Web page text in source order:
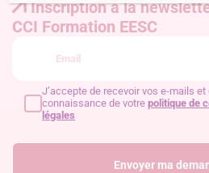
Inscription à la
CCI Formation EESC
Envoyer ma
J’accepte de recevoir vos e-mails
connaissance de votre politique de
légales